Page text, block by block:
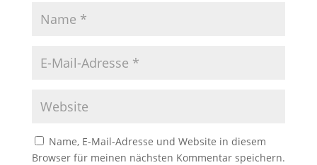
Name, E-Mail-Adresse und Website in diesem
Browser für meinen nächsten Kommentar speichern.